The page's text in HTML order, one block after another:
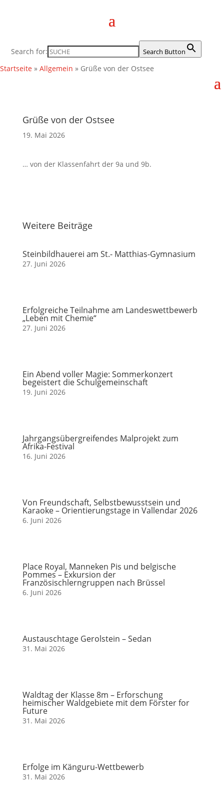
Search for: Search Button
Startseite » Allgemein » Grüße von der Ostsee
Grüße von der Ostsee
19. Mai 2026
… von der Klassenfahrt der 9a und 9b.
Weitere Beiträge
Steinbildhauerei am St.- Matthias-Gymnasium
27. Juni 2026
Erfolgreiche Teilnahme am Landeswettbewerb
„Leben mit Chemie“
27. Juni 2026
Ein Abend voller Magie: Sommerkonzert
begeistert die Schulgemeinschaft
19. Juni 2026
Jahrgangsübergreifendes Malprojekt zum
Afrika-Festival
16. Juni 2026
Von Freundschaft, Selbstbewusstsein und
Karaoke – Orientierungstage in Vallendar 2026
6. Juni 2026
Place Royal, Manneken Pis und belgische
Pommes – Exkursion der
Französischlerngruppen nach Brüssel
6. Juni 2026
Austauschtage Gerolstein – Sedan
31. Mai 2026
Waldtag der Klasse 8m – Erforschung
heimischer Waldgebiete mit dem Förster for
Future
31. Mai 2026
Erfolge im Känguru-Wettbewerb
31. Mai 2026